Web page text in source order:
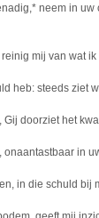
neem in uw
mij van wat
heb: steeds ziet
doorziet het
onaantastbaar in
in die schuld bij